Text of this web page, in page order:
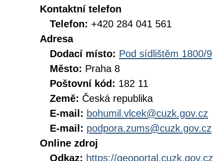
Kontaktní telefon
Telefon: +420 284 041 561
Adresa
Dodací místo: Pod sídlištěm 1800/9
Město: Praha 8
Poštovní kód: 182 11
Země: Česká republika
E-mail: bohumil.vlcek@cuzk.gov.cz
E-mail: podpora.zums@cuzk.gov.cz
Online zdroj
Odkaz: https://geoportal.cuzk.gov.cz